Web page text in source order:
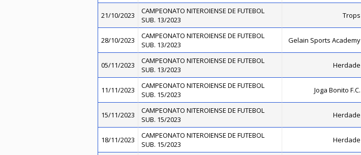
21/10/2023
CAMPEONATO NITEROIENSE DE FUTEBOL
SUB. 13/2023
Trops
28/10/2023
CAMPEONATO NITEROIENSE DE FUTEBOL
SUB. 13/2023
Gelain Sports Academy
05/11/2023
CAMPEONATO NITEROIENSE DE FUTEBOL
SUB. 13/2023
Herdade
11/11/2023
CAMPEONATO NITEROIENSE DE FUTEBOL
SUB. 15/2023
Joga Bonito F.C.
15/11/2023
CAMPEONATO NITEROIENSE DE FUTEBOL
SUB. 15/2023
Herdade
18/11/2023
CAMPEONATO NITEROIENSE DE FUTEBOL
SUB. 15/2023
Herdade